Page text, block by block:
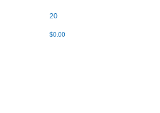
20
$0.00